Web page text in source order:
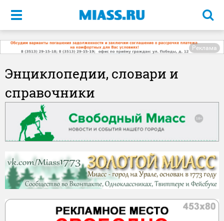
Меню
Реклама
Энциклопедии, словари и
справочники